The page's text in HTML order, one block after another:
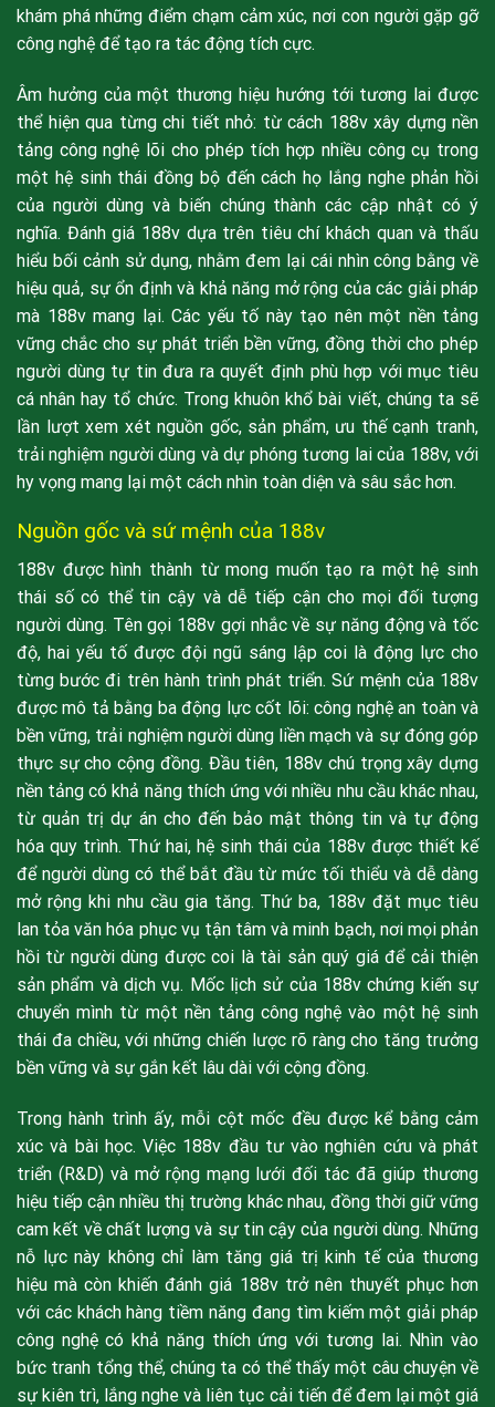
khám phá những điểm chạm cảm xúc, nơi con người gặp gỡ
công nghệ để tạo ra tác động tích cực.
Âm hưởng của một thương hiệu hướng tới tương lai được
thể hiện qua từng chi tiết nhỏ: từ cách 188v xây dựng nền
tảng công nghệ lõi cho phép tích hợp nhiều công cụ trong
một hệ sinh thái đồng bộ đến cách họ lắng nghe phản hồi
của người dùng và biến chúng thành các cập nhật có ý
nghĩa. Đánh giá 188v dựa trên tiêu chí khách quan và thấu
hiểu bối cảnh sử dụng, nhằm đem lại cái nhìn công bằng về
hiệu quả, sự ổn định và khả năng mở rộng của các giải pháp
mà 188v mang lại. Các yếu tố này tạo nên một nền tảng
vững chắc cho sự phát triển bền vững, đồng thời cho phép
người dùng tự tin đưa ra quyết định phù hợp với mục tiêu
cá nhân hay tổ chức. Trong khuôn khổ bài viết, chúng ta sẽ
lần lượt xem xét nguồn gốc, sản phẩm, ưu thế cạnh tranh,
trải nghiệm người dùng và dự phóng tương lai của 188v, với
hy vọng mang lại một cách nhìn toàn diện và sâu sắc hơn.
Nguồn gốc và sứ mệnh của 188v
188v được hình thành từ mong muốn tạo ra một hệ sinh
thái số có thể tin cậy và dễ tiếp cận cho mọi đối tượng
người dùng. Tên gọi 188v gợi nhắc về sự năng động và tốc
độ, hai yếu tố được đội ngũ sáng lập coi là động lực cho
từng bước đi trên hành trình phát triển. Sứ mệnh của 188v
được mô tả bằng ba động lực cốt lõi: công nghệ an toàn và
bền vững, trải nghiệm người dùng liền mạch và sự đóng góp
thực sự cho cộng đồng. Đầu tiên, 188v chú trọng xây dựng
nền tảng có khả năng thích ứng với nhiều nhu cầu khác nhau,
từ quản trị dự án cho đến bảo mật thông tin và tự động
hóa quy trình. Thứ hai, hệ sinh thái của 188v được thiết kế
để người dùng có thể bắt đầu từ mức tối thiểu và dễ dàng
mở rộng khi nhu cầu gia tăng. Thứ ba, 188v đặt mục tiêu
lan tỏa văn hóa phục vụ tận tâm và minh bạch, nơi mọi phản
hồi từ người dùng được coi là tài sản quý giá để cải thiện
sản phẩm và dịch vụ. Mốc lịch sử của 188v chứng kiến sự
chuyển mình từ một nền tảng công nghệ vào một hệ sinh
thái đa chiều, với những chiến lược rõ ràng cho tăng trưởng
bền vững và sự gắn kết lâu dài với cộng đồng.
Trong hành trình ấy, mỗi cột mốc đều được kể bằng cảm
xúc và bài học. Việc 188v đầu tư vào nghiên cứu và phát
triển (R&D) và mở rộng mạng lưới đối tác đã giúp thương
hiệu tiếp cận nhiều thị trường khác nhau, đồng thời giữ vững
cam kết về chất lượng và sự tin cậy của người dùng. Những
nỗ lực này không chỉ làm tăng giá trị kinh tế của thương
hiệu mà còn khiến đánh giá 188v trở nên thuyết phục hơn
với các khách hàng tiềm năng đang tìm kiếm một giải pháp
công nghệ có khả năng thích ứng với tương lai. Nhìn vào
bức tranh tổng thể, chúng ta có thể thấy một câu chuyện về
sự kiên trì, lắng nghe và liên tục cải tiến để đem lại một giá